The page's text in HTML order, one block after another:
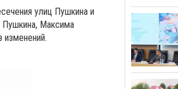
улиц Пушкина и
Пушкина, Максима
изменений.